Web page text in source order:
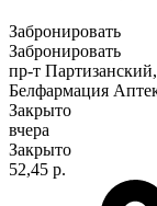
Забронировать
Забронировать
пр-т
Белфармация
Закрыто
вчера
Закрыто
52,45 р.